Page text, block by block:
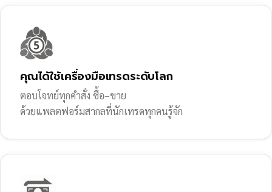
คุณได้ใช้เครื่องมือเทรดระดับโลก
ตอบโจทย์ทุกคำสั่ง ซื้อ–ขาย
ด้วยแพลตฟอร์มสากลที่นักเทรดทุกคนรู้จัก